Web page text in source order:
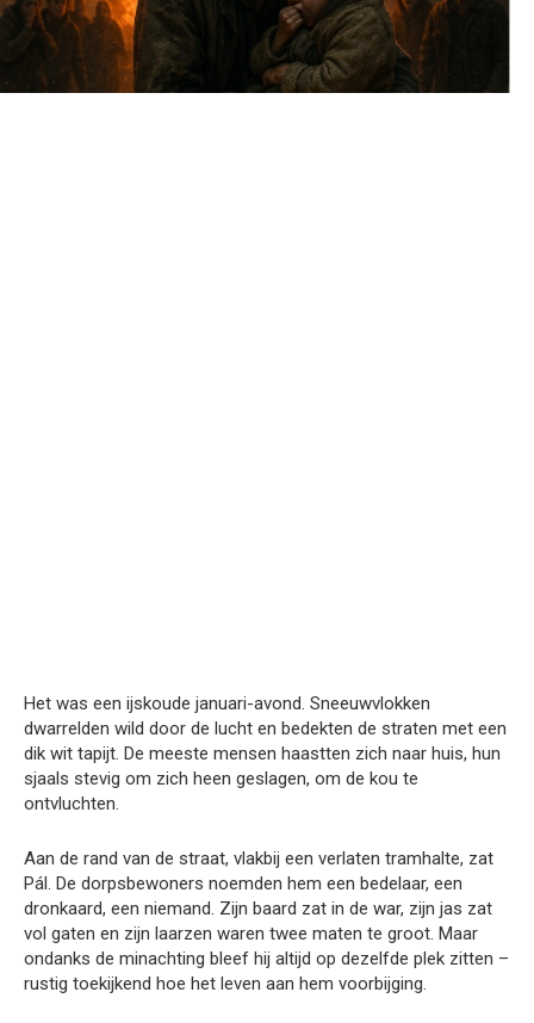
Het was een ijskoude januari-avond. Sneeuwvlokken
dwarrelden wild door de lucht en bedekten de straten met een
dik wit tapijt. De meeste mensen haastten zich naar huis, hun
sjaals stevig om zich heen geslagen, om de kou te
ontvluchten.
Aan de rand van de straat, vlakbij een verlaten tramhalte, zat
Pál. De dorpsbewoners noemden hem een bedelaar, een
dronkaard, een niemand. Zijn baard zat in de war, zijn jas zat
vol gaten en zijn laarzen waren twee maten te groot. Maar
ondanks de minachting bleef hij altijd op dezelfde plek zitten –
rustig toekijkend hoe het leven aan hem voorbijging.